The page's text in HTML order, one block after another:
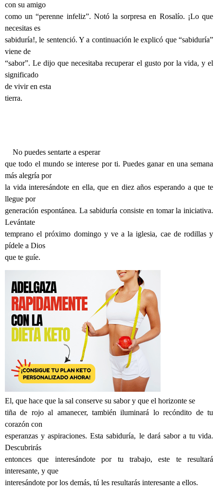
con su amigo
como un “perenne infeliz”. Notó la sorpresa en Rosalío. ¡Lo que
necesitas es
sabiduría!, le sentenció. Y a continuación le explicó que “sabiduría”
viene de
“sabor”. Le dijo que necesitaba recuperar el gusto por la vida, y el
significado
de vivir en esta
tierra.
No puedes sentarte a esperar
que todo el mundo se interese por ti. Puedes ganar en una semana
más alegría por
la vida interesándote en ella, que en diez años esperando a que te
llegue por
generación espontánea. La sabiduría consiste en tomar la iniciativa.
Levántate
temprano el próximo domingo y ve a la iglesia, cae de rodillas y
pídele a Dios
que te guíe.
El, que hace que la sal conserve su sabor y que el horizonte se
tiña de rojo al amanecer, también iluminará lo recóndito de tu
corazón con
esperanzas y aspiraciones. Esta sabiduría, le dará sabor a tu vida.
Descubrirás
entonces que interesándote por tu trabajo, este te resultará
interesante, y que
interesándote por los demás, tú les resultarás interesante a ellos.